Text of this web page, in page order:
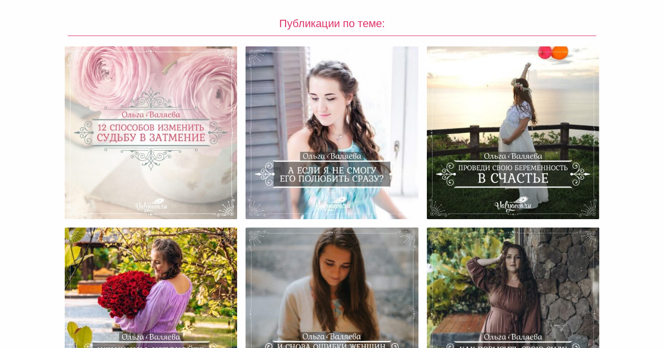
Публикации по теме:
12 Способов Изменить Судьбу
В Затмение
А Если Я Не Смогу Его
Полюбить Сразу?
Проведи Свою Беременность В
Счастье